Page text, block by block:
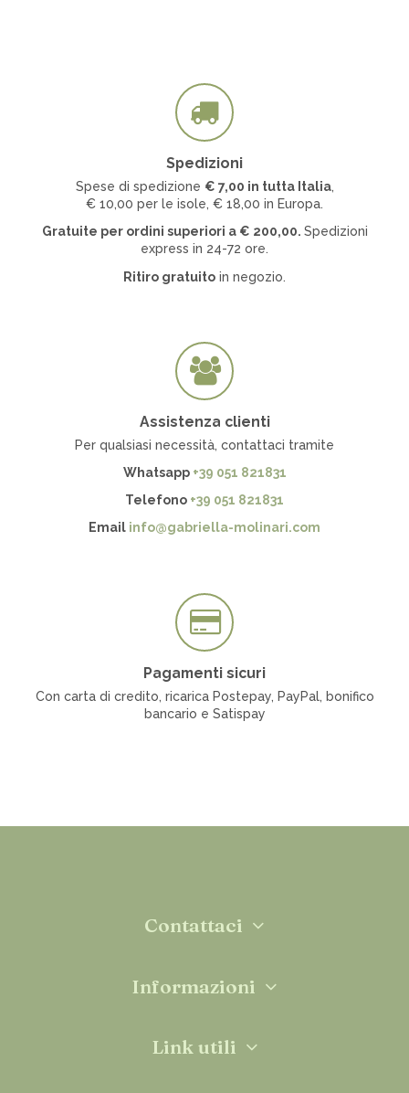
Spedizioni
Spese di spedizione € 7,00 in tutta Italia,
€ 10,00 per le isole, € 18,00 in Europa.
Gratuite per ordini superiori a € 200,00. Spedizioni
express in 24-72 ore.
Ritiro gratuito in negozio.
Assistenza clienti
Per qualsiasi necessità, contattaci tramite
Whatsapp +39 051 821831
Telefono +39 051 821831
Email info@gabriella-molinari.com
Pagamenti sicuri
Con carta di credito, ricarica Postepay, PayPal, bonifico
bancario e Satispay
Contattaci
Informazioni
Link utili